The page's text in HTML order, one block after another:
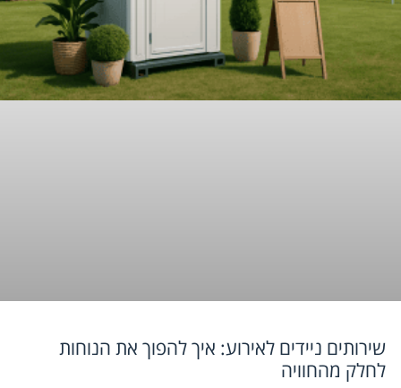
שירותים ניידים לאירוע: איך להפוך את הנוחות
לחלק מהחוויה